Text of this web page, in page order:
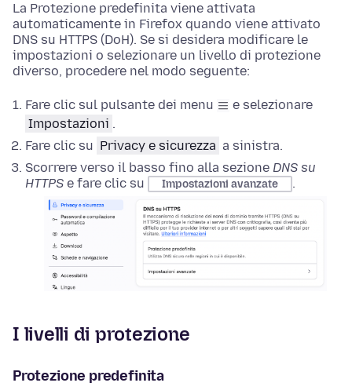
La Protezione predefinita viene attivata
automaticamente in Firefox quando viene attivato
DNS su HTTPS (DoH). Se si desidera modificare le
impostazioni o selezionare un livello di protezione
diverso, procedere nel modo seguente:
Fare clic sul pulsante dei menu
e selezionare
Impostazioni .
Fare clic su Privacy e sicurezza a sinistra.
Scorrere verso il basso fino alla sezione DNS su
HTTPS e fare clic su Impostazioni avanzate .
I livelli di protezione
Protezione predefinita